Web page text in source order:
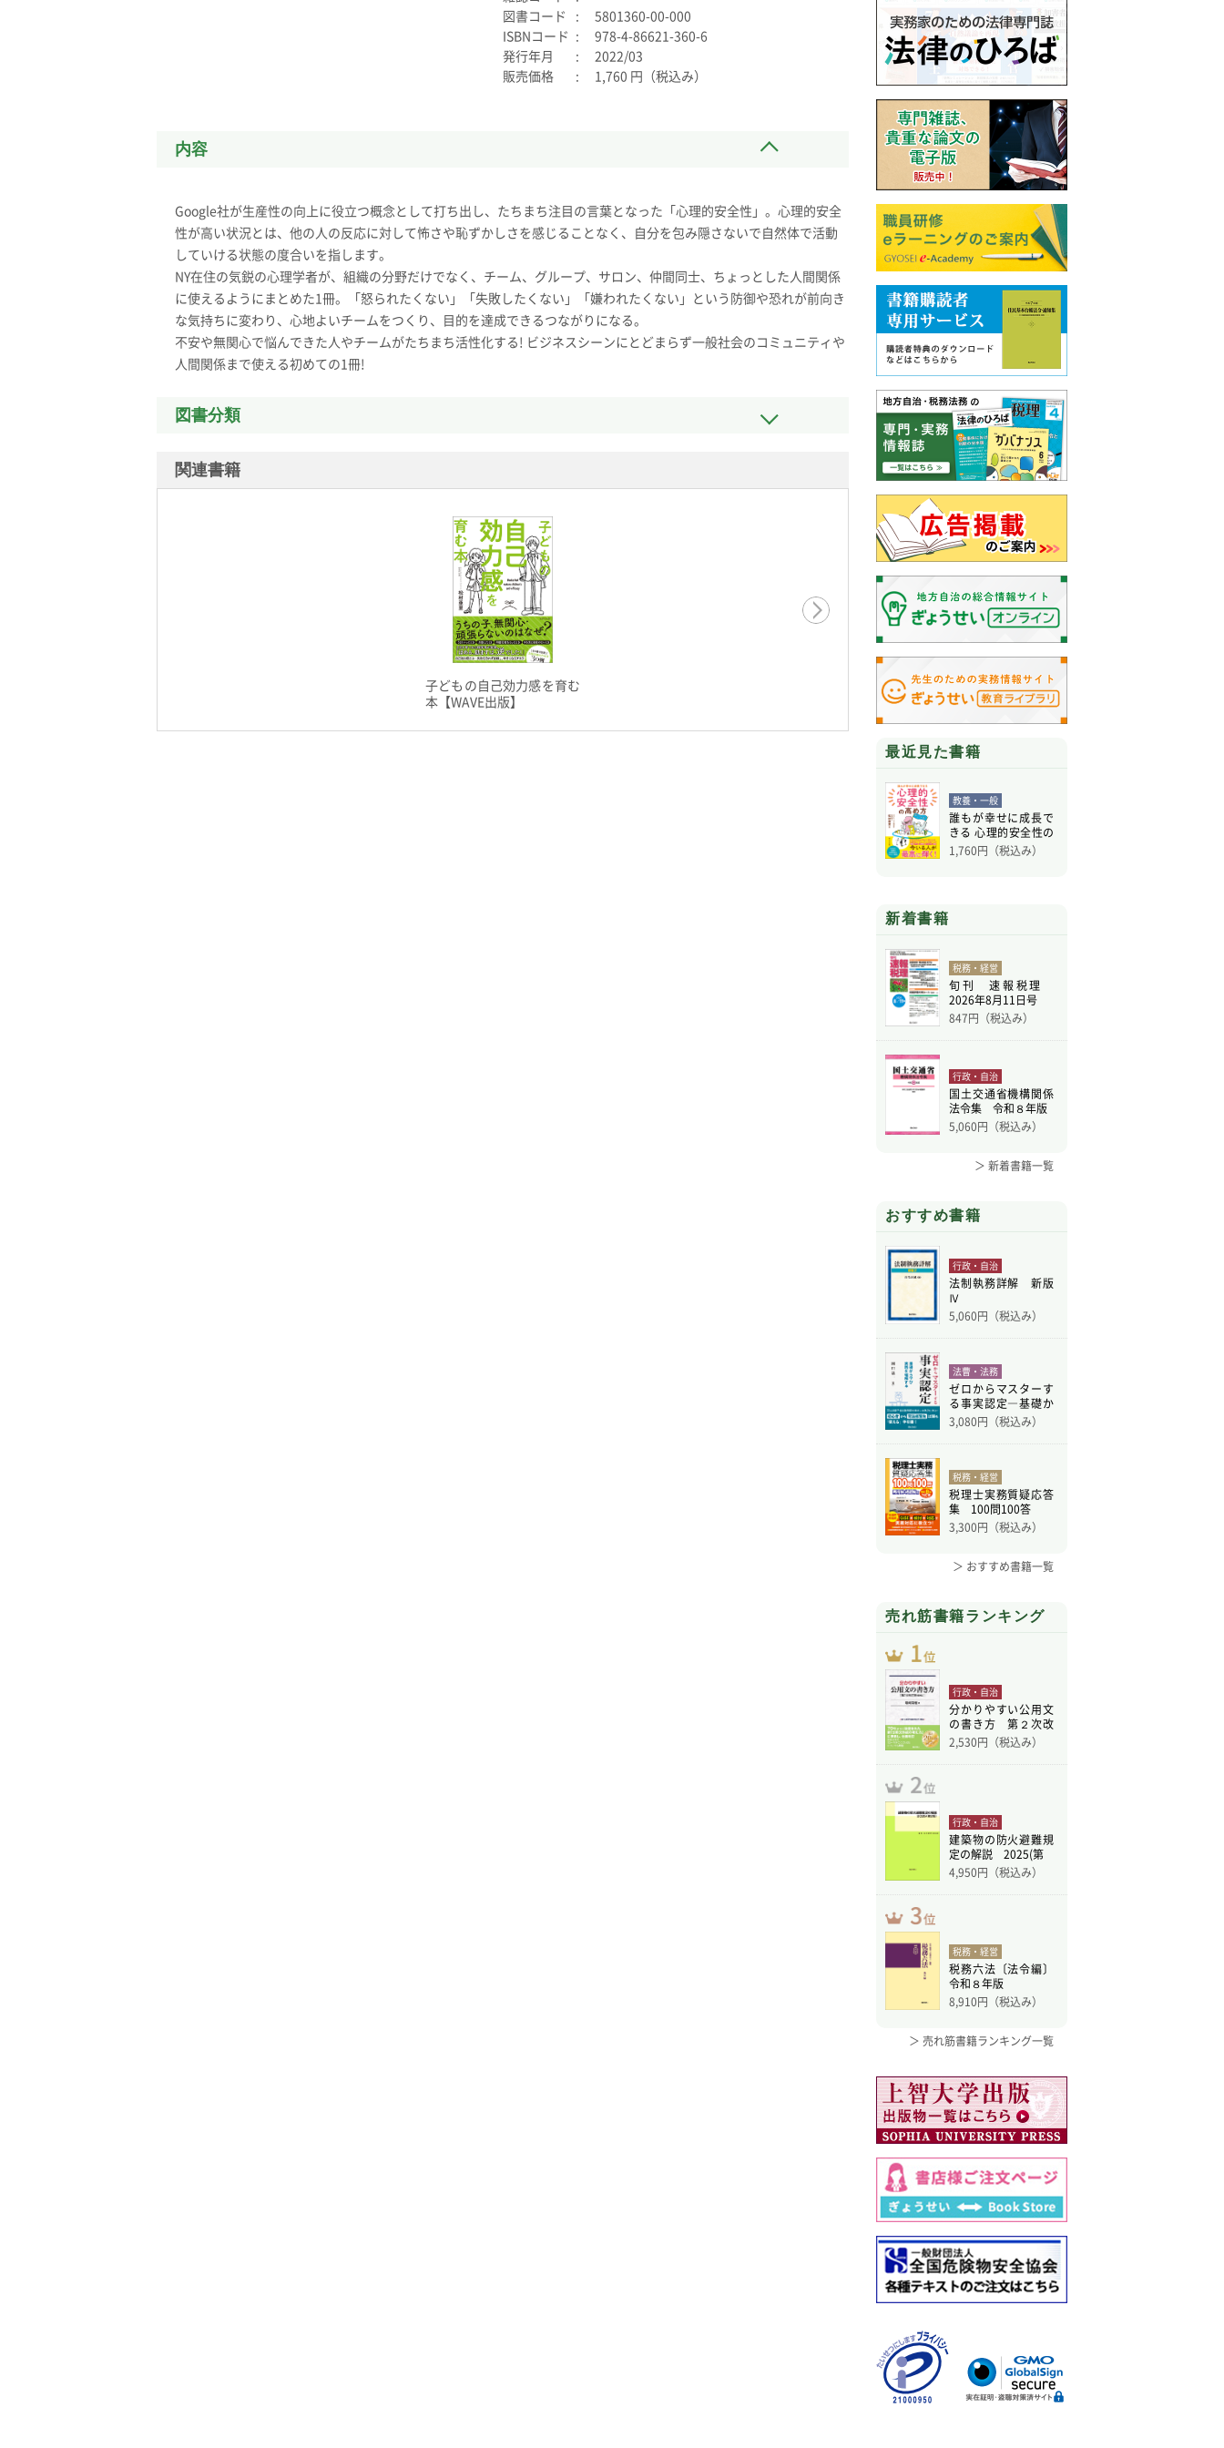
図書コード
5801360-00-000
ISBNコード
978-4-86621-360-6
発行年月
2022/03
販売価格
1,760 円（税込み）
内容
Google社が生産性の向上に役立つ概念として打ち出し、たちまち注目の言葉となった「心理的安全性」。心理的安全
性が高い状況とは、他の人の反応に対して怖さや恥ずかしさを感じることなく、自分を包み隠さないで自然体で活動
していける状態の度合いを指します。
NY在住の気鋭の心理学者が、組織の分野だけでなく、チーム、グループ、サロン、仲間同士、ちょっとした人間関係
に使えるようにまとめた1冊。「怒られたくない」「失敗したくない」「嫌われたくない」という防御や恐れが前向き
な気持ちに変わり、心地よいチームをつくり、目的を達成できるつながりになる。
不安や無関心で悩んできた人やチームがたちまち活性化する! ビジネスシーンにとどまらず一般社会のコミュニティや
人間関係まで使える初めての1冊!
図書分類
関連書籍
子どもの自己効力感を育む
本【WAVE出版】
最近見た書籍
教養・一般
誰もが幸せに成長で
きる 心理的安全性の
高
1,760円（税込み）
新着書籍
税務・経営
旬刊 速報税理
2026年8月11日号
847円（税込み）
行政・自治
国土交通省機構関係
法令集 令和８年版
5,060円（税込み）
＞ 新着書籍一覧
おすすめ書籍
行政・自治
法制執務詳解 新版
Ⅳ
5,060円（税込み）
法曹・法務
ゼロからマスターす
る事実認定―基礎か
ら学
3,080円（税込み）
税務・経営
税理士実務質疑応答
集 100問100答
3,300円（税込み）
＞ おすすめ書籍一覧
売れ筋書籍ランキング
行政・自治
分かりやすい公用文
の書き方 第２次改
訂版
2,530円（税込み）
行政・自治
建築物の防火避難規
定の解説 2025(第
4,950円（税込み）
税務・経営
税務六法〔法令編〕
令和８年版
8,910円（税込み）
＞ 売れ筋書籍ランキング一覧